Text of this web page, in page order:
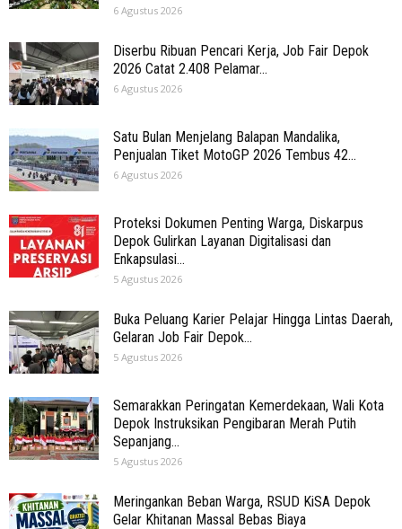
6 Agustus 2026
Diserbu Ribuan Pencari Kerja, Job Fair Depok
2026 Catat 2.408 Pelamar...
6 Agustus 2026
Satu Bulan Menjelang Balapan Mandalika,
Penjualan Tiket MotoGP 2026 Tembus 42...
6 Agustus 2026
Proteksi Dokumen Penting Warga, Diskarpus
Depok Gulirkan Layanan Digitalisasi dan
Enkapsulasi...
5 Agustus 2026
Buka Peluang Karier Pelajar Hingga Lintas Daerah,
Gelaran Job Fair Depok...
5 Agustus 2026
Semarakkan Peringatan Kemerdekaan, Wali Kota
Depok Instruksikan Pengibaran Merah Putih
Sepanjang...
5 Agustus 2026
Meringankan Beban Warga, RSUD KiSA Depok
Gelar Khitanan Massal Bebas Biaya